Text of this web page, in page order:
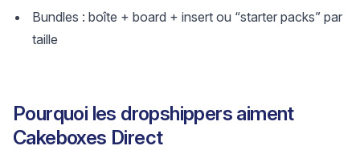
Bundles : boîte + board + insert ou “starter packs” par
taille
Pourquoi les dropshippers aiment
Cakeboxes Direct